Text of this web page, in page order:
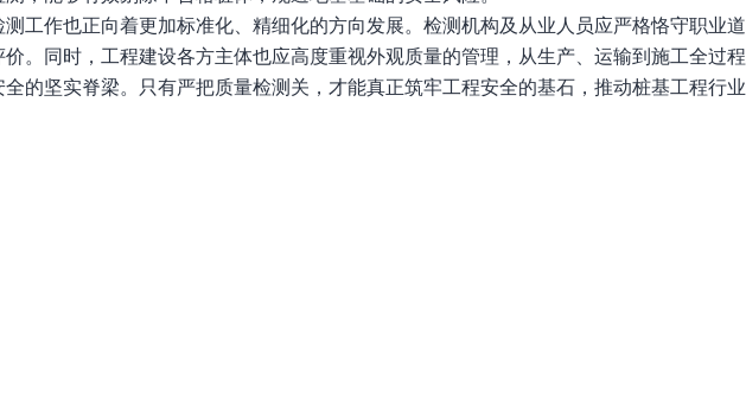
工作也正向着更加标准化、精细化的方向发展。检测机构及从业人员应严格恪守职业道
。同时，工程建设各方主体也应高度重视外观质量的管理，从生产、运输到施工全过程
的坚实脊梁。只有严把质量检测关，才能真正筑牢工程安全的基石，推动桩基工程行业